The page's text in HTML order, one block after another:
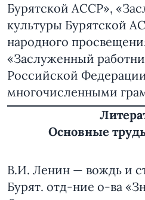
Бурятской АССР»,
культуры Бурятской
народного
«Заслуженный
Российской
многочисленными
Основные
В.И. Ленин — вождь и
Бурят. отд-ние о-ва